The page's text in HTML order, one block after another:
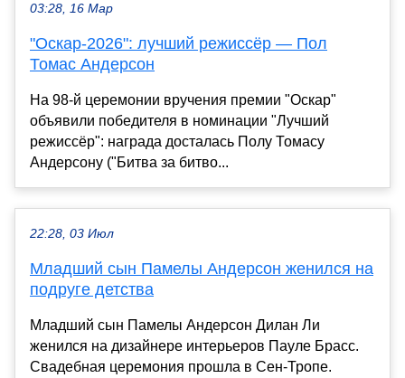
03:28, 16 Мар
"Оскар-2026": лучший режиссёр — Пол
Томас Андерсон
На 98-й церемонии вручения премии "Оскар"
объявили победителя в номинации "Лучший
режиссёр": награда досталась Полу Томасу
Андерсону ("Битва за битво...
22:28, 03 Июл
Младший сын Памелы Андерсон женился на
подруге детства
Младший сын Памелы Андерсон Дилан Ли
женился на дизайнере интерьеров Пауле Брасс.
Свадебная церемония прошла в Сен-Тропе.